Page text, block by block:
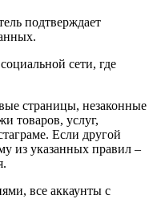
подтверждает
сети, где
страницы, незаконные
товаров, услуг,
Если другой
из указанных правил –
все аккаунты с